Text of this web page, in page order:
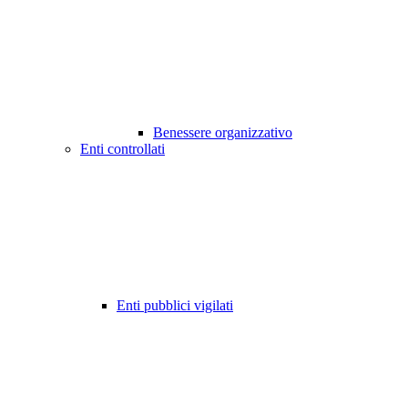
Benessere organizzativo
Enti controllati
Enti pubblici vigilati